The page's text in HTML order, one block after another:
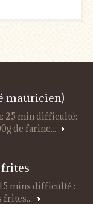
mauricien)
25 min difficulté:
de farine...
mins difficulté :
frites...